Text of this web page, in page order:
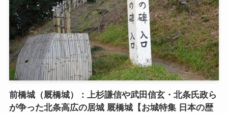
前橋城（厩橋城）：上杉謙信や武田信玄・北条氏政ら
が争った北条高広の居城 厩橋城【お城特集 日本の歴